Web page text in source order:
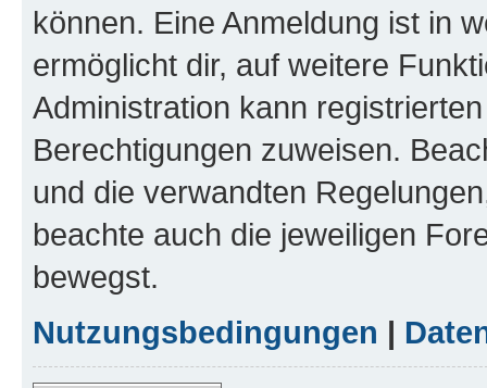
können. Eine Anmeldung ist in
ermöglicht dir, auf weitere
Administration kann
Berechtigungen zuweisen.
und die verwandten
beachte auch die jeweiligen
bewegst.
Nutzungsbedingungen |